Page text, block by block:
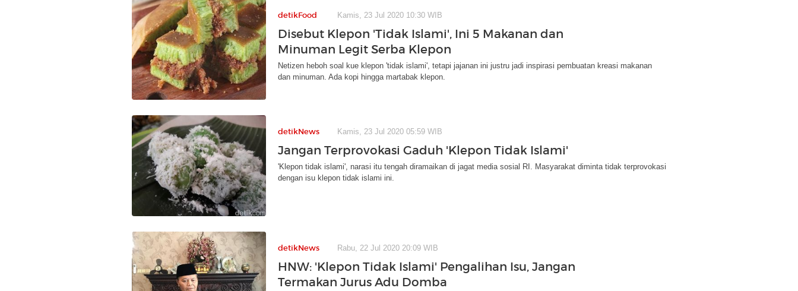
detikFood Kamis, 23 Jul 2020 10:30 WIB
Disebut Klepon 'Tidak Islami', Ini 5 Makanan dan
Minuman Legit Serba Klepon
Netizen heboh soal kue klepon 'tidak islami', tetapi jajanan ini justru jadi inspirasi pembuatan kreasi makanan
dan minuman. Ada kopi hingga martabak klepon.
detikNews Kamis, 23 Jul 2020 05:59 WIB
Jangan Terprovokasi Gaduh 'Klepon Tidak Islami'
'Klepon tidak islami', narasi itu tengah diramaikan di jagat media sosial RI. Masyarakat diminta tidak terprovokasi
dengan isu klepon tidak islami ini.
detikNews Rabu, 22 Jul 2020 20:09 WIB
HNW: 'Klepon Tidak Islami' Pengalihan Isu, Jangan
Termakan Jurus Adu Domba